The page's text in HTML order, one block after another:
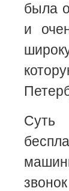
была
и
Суть